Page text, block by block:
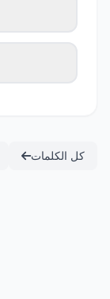
كل الكلمات